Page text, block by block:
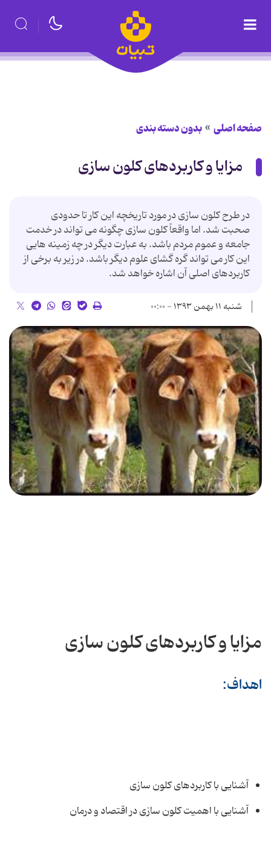
صفحه اصلی بدون دسته بندی
مزایا و کاربردهای کلون سازی
در طرح کلون سازی در مورد تاریخچه این کار تا حدودی
صحبت شد. اما واقعاً کلون سازی چگونه می تواند در خدمت
جامعه و عموم مردم باشد. به عبارت دیگر در چه زمینه هایی
این کار می تواند گره گشای علوم دیگر باشد. در زیر به برخی از
کاربردهای اصلی آن اشاره خواهد شد.
شنبه ۱۱ بهمن ۱۳۹۳ - ۰۰:۰۰
مزایا و کاربردهای کلون سازی
اهداف:
آشنایی با کاربردهای کلون سازی
آشنایی با اهمیت کلون سازی در اقتصاد و درمان